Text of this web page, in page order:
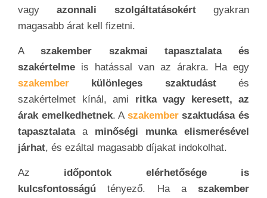
vagyazonnali szolgáltatásokértgyakran
magasabb árat kell fizetni.
Aszakember szakmai tapasztalata és
szakértelme is hatással van az árakra. Ha egy
szakember különleges szaktudástés
szakértelmet kínál, ami ritka vagy keresett, az
árak emelkedhetnek. A szakemberszaktudása és
tapasztalata a minőségi munka elismerésével
járhat, és ezáltal magasabb díjakat indokolhat.
Az időpontok elérhetősége is
kulcsfontosságútényező. Ha aszakember